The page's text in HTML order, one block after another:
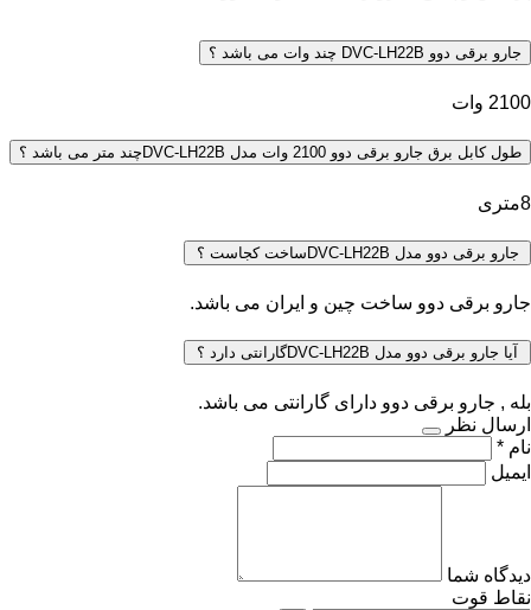
جارو برقی دوو DVC-LH22B چند وات می باشد ؟
2100 وات
طول کابل برق جارو برقی دوو 2100 وات مدل DVC-LH22Bچند متر می باشد ؟
8متری
جارو برقی دوو مدل DVC-LH22Bساخت کجاست ؟
جارو برقی دوو ساخت چین و ایران می باشد.
آیا جارو برقی دوو مدل DVC-LH22Bگارانتی دارد ؟
بله , جارو برقی دوو دارای گارانتی می باشد.
ارسال نظر
نام *
ایمیل
دیدگاه شما
نقاط قوت